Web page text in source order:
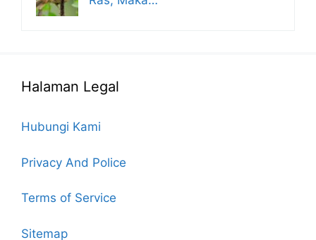
Halaman Legal
Hubungi Kami
Privacy And Police
Terms of Service
Sitemap